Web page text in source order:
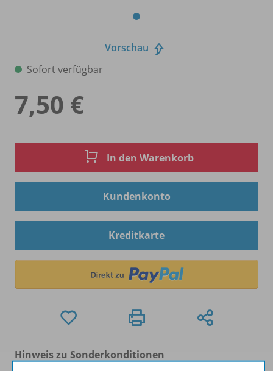
Vorschau
Sofort verfügbar
7,50 €
In den Warenkorb
Kundenkonto
Kreditkarte
Hinweis zu Sonderkonditionen